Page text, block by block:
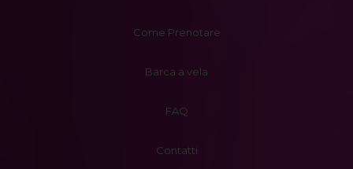
Come Prenotare
Barca a vela
FAQ
Contatti